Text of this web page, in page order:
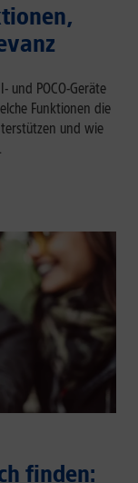
und POCO-Geräte
Funktionen die
und wie
finden: